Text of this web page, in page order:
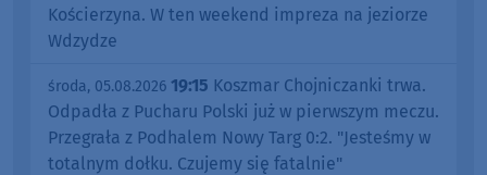
Kościerzyna. W ten weekend impreza na jeziorze
Wdzydze
środa, 05.08.2026 19:15 Koszmar Chojniczanki trwa.
Odpadła z Pucharu Polski już w pierwszym meczu.
Przegrała z Podhalem Nowy Targ 0:2. "Jesteśmy w
totalnym dołku. Czujemy się fatalnie"